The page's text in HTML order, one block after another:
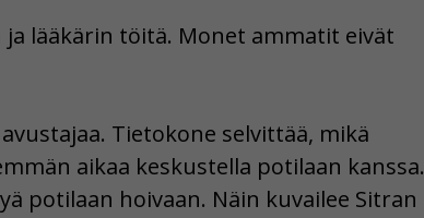
lääkärin töitä. Monet ammatit eivät
Tietokone selvittää, mikä
aikaa keskustella potilaan kanssa.
potilaan hoivaan. Näin kuvailee Sitran